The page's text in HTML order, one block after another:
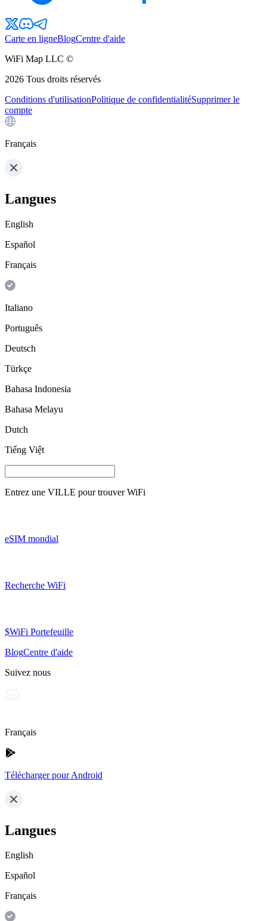
Carte en ligneBlogCentre d'aide
WiFi Map LLC ©
2026 Tous droits réservés
Conditions d'utilisationPolitique de confidentialitéSupprimer le
compte
Français
Langues
English
Español
Français
Italiano
Português
Deutsch
Türkçe
Bahasa Indonesia
Bahasa Melayu
Dutch
Tiếng Việt
Entrez une VILLE pour trouver WiFi
eSIM mondial
Recherche WiFi
$WiFi Portefeuille
BlogCentre d'aide
Suivez nous
Français
Télécharger pour Android
Langues
English
Español
Français